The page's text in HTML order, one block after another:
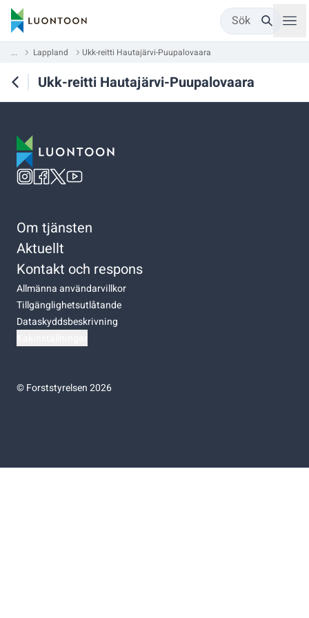
Sök
... Lappland Ukk-reitti Hautajärvi-Puupalovaara
Ukk-reitti Hautajärvi-Puupalovaara
Om tjänsten
Aktuellt
Kontakt och respons
Allmänna användarvillkor
Tillgänglighetsutlåtande
Dataskyddsbeskrivning
©Forststyrelsen 2026